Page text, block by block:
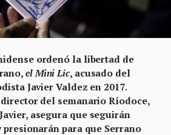
ordenó la libertad de
elMini Lic, acusado del
Javier Valdez en 2017.
del semanario Ríodoce,
asegura que seguirán
para que Serrano